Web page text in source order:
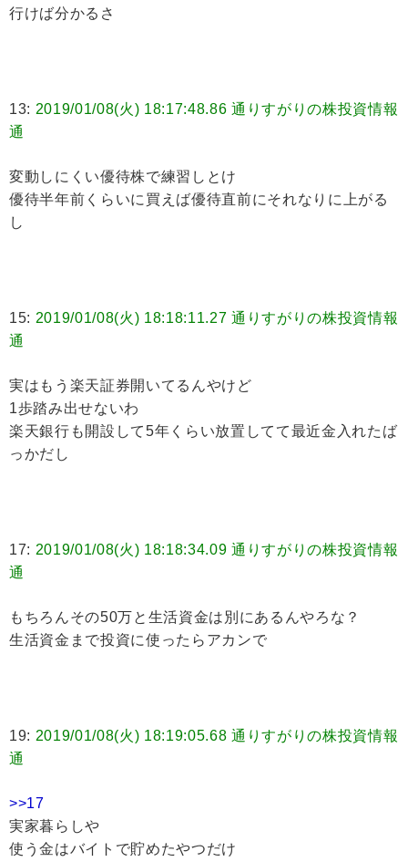
行けば分かるさ
13: 2019/01/08(火) 18:17:48.86 通りすがりの株投資情報
通
変動しにくい優待株で練習しとけ
優待半年前くらいに買えば優待直前にそれなりに上がる
し
15: 2019/01/08(火) 18:18:11.27 通りすがりの株投資情報
通
実はもう楽天証券開いてるんやけど
1歩踏み出せないわ
楽天銀行も開設して5年くらい放置してて最近金入れたば
っかだし
17: 2019/01/08(火) 18:18:34.09 通りすがりの株投資情報
通
もちろんその50万と生活資金は別にあるんやろな？
生活資金まで投資に使ったらアカンで
19: 2019/01/08(火) 18:19:05.68 通りすがりの株投資情報
通
>>17
実家暮らしや
使う金はバイトで貯めたやつだけ